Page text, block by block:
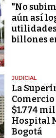
"No
aún así
utilidades
billones
JUDICIAL
La
$1.774
Hospital
Bogotá